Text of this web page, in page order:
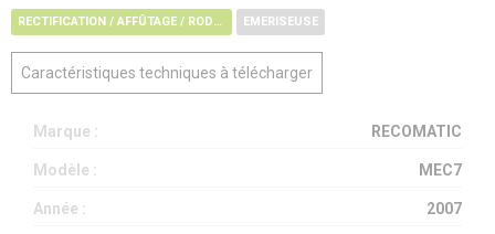
RECTIFICATION / AFFÛTAGE / RODAGE / EBAVURAGE / POLISSAGE EMERISEUSE
Caractéristiques techniques à télécharger
Marque : RECOMATIC
Modèle : MEC7
Année : 2007